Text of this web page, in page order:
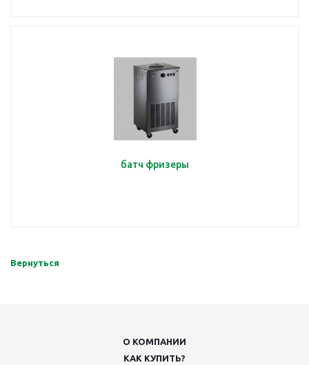
батч фризеры
Вернуться
О КОМПАНИИ
КАК КУПИТЬ?